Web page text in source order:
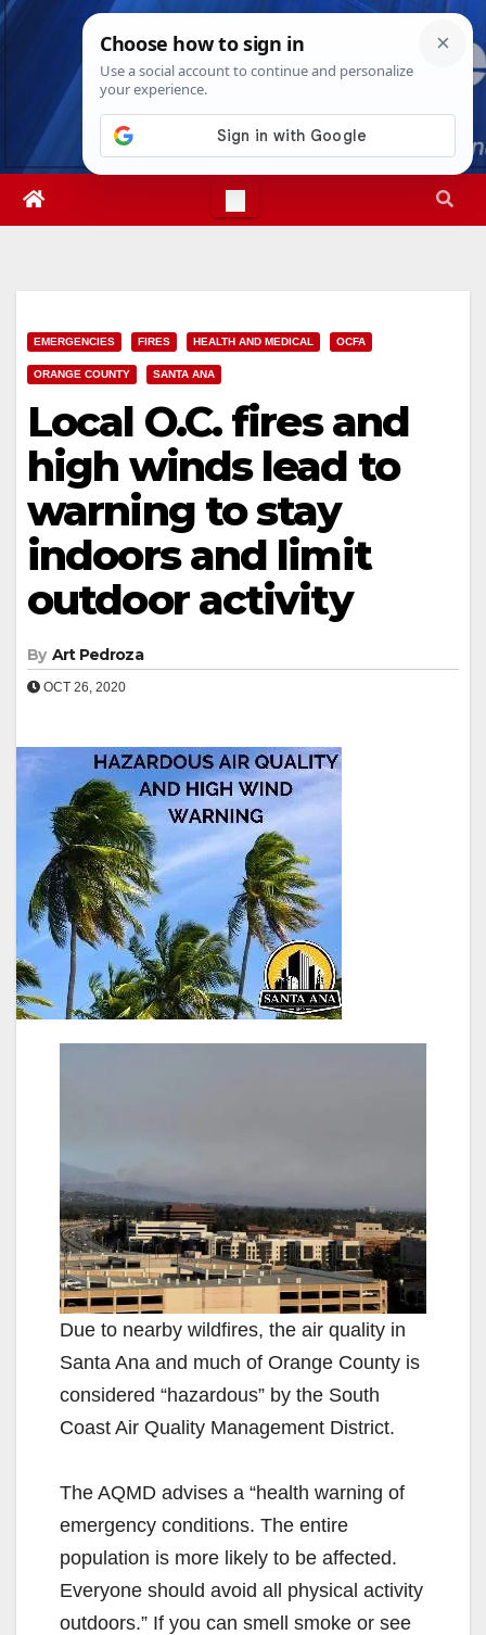
Skip
Fri. Aug 7th, 20267:04:04 AM
EMERGENCIES FIRES HEALTH AND MEDICAL OCFA
ORANGE COUNTY SANTA ANA
Local O.C. fires and
high winds lead to
warning to stay
indoors and limit
outdoor activity
By Art Pedroza
OCT 26, 2020
Due to nearby wildfires, the air quality in
Santa Ana and much of Orange County is
considered “hazardous” by the South
Coast Air Quality Management District.
The AQMD advises a “health warning of
emergency conditions. The entire
population is more likely to be affected.
Everyone should avoid all physical activity
outdoors.” If you can smell smoke or see